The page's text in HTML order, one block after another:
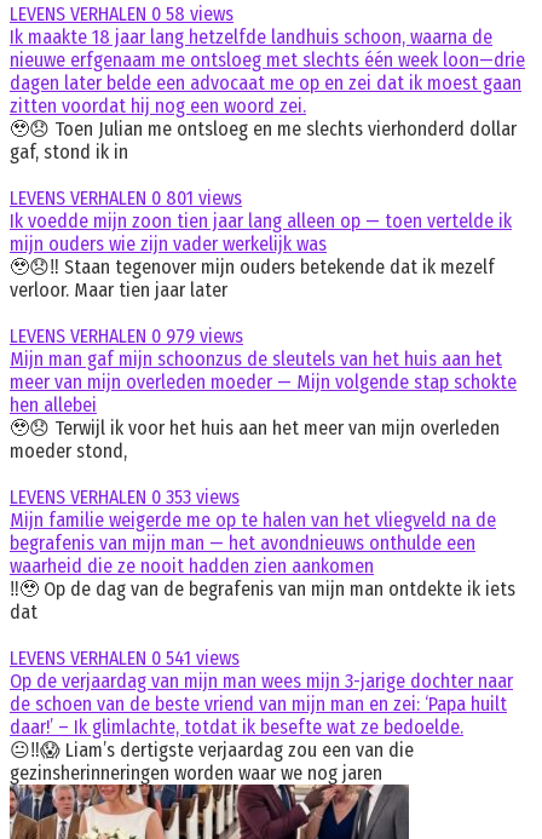
LEVENS VERHALEN 0 58 views
Ik maakte 18 jaar lang hetzelfde landhuis schoon, waarna de
nieuwe erfgenaam me ontsloeg met slechts één week loon—drie
dagen later belde een advocaat me op en zei dat ik moest gaan
zitten voordat hij nog een woord zei.
🥹😞 Toen Julian me ontsloeg en me slechts vierhonderd dollar
gaf, stond ik in
LEVENS VERHALEN 0 801 views
Ik voedde mijn zoon tien jaar lang alleen op — toen vertelde ik
mijn ouders wie zijn vader werkelijk was
🥹😞‼️ Staan tegenover mijn ouders betekende dat ik mezelf
verloor. Maar tien jaar later
LEVENS VERHALEN 0 979 views
Mijn man gaf mijn schoonzus de sleutels van het huis aan het
meer van mijn overleden moeder — Mijn volgende stap schokte
hen allebei
🥹😞 Terwijl ik voor het huis aan het meer van mijn overleden
moeder stond,
LEVENS VERHALEN 0 353 views
Mijn familie weigerde me op te halen van het vliegveld na de
begrafenis van mijn man — het avondnieuws onthulde een
waarheid die ze nooit hadden zien aankomen
‼️🥹 Op de dag van de begrafenis van mijn man ontdekte ik iets
dat
LEVENS VERHALEN 0 541 views
Op de verjaardag van mijn man wees mijn 3-jarige dochter naar
de schoen van de beste vriend van mijn man en zei: ‘Papa huilt
daar!’ – Ik glimlachte, totdat ik besefte wat ze bedoelde.
😐‼️😱 Liam’s dertigste verjaardag zou een van die
gezinsherinneringen worden waar we nog jaren